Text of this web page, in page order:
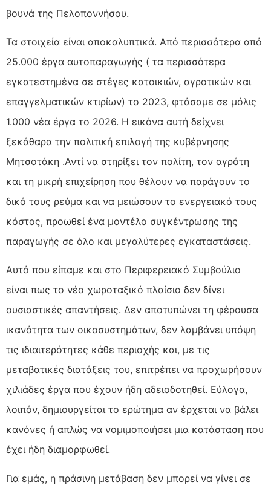
βουνά της Πελοποννήσου.
Τα στοιχεία είναι αποκαλυπτικά. Από περισσότερα από
25.000 έργα αυτοπαραγωγής ( τα περισσότερα
εγκατεστημένα σε στέγες κατοικιών, αγροτικών και
επαγγελματικών κτιρίων) το 2023, φτάσαμε σε μόλις
1.000 νέα έργα το 2026. Η εικόνα αυτή δείχνει
ξεκάθαρα την πολιτική επιλογή της κυβέρνησης
Μητσοτάκη .Αντί να στηρίξει τον πολίτη, τον αγρότη
και τη μικρή επιχείρηση που θέλουν να παράγουν το
δικό τους ρεύμα και να μειώσουν το ενεργειακό τους
κόστος, προωθεί ένα μοντέλο συγκέντρωσης της
παραγωγής σε όλο και μεγαλύτερες εγκαταστάσεις.
Αυτό που είπαμε και στο Περιφερειακό Συμβούλιο
είναι πως το νέο χωροταξικό πλαίσιο δεν δίνει
ουσιαστικές απαντήσεις. Δεν αποτυπώνει τη φέρουσα
ικανότητα των οικοσυστημάτων, δεν λαμβάνει υπόψη
τις ιδιαιτερότητες κάθε περιοχής και, με τις
μεταβατικές διατάξεις του, επιτρέπει να προχωρήσουν
χιλιάδες έργα που έχουν ήδη αδειοδοτηθεί. Εύλογα,
λοιπόν, δημιουργείται το ερώτημα αν έρχεται να βάλει
κανόνες ή απλώς να νομιμοποιήσει μια κατάσταση που
έχει ήδη διαμορφωθεί.
Για εμάς, η πράσινη μετάβαση δεν μπορεί να γίνει σε